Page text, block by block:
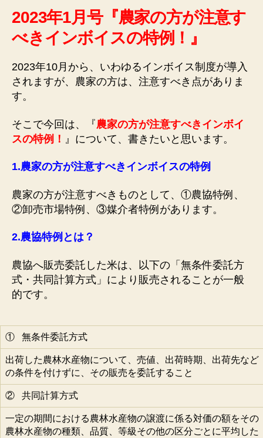
2023年1月号『農家の方が注意す
べきインボイスの特例！』
2023年10月から、いわゆるインボイス制度が導入
されますが、農家の方は、注意すべき点がありま
す。
そこで今回は、『農家の方が注意すべきインボイ
スの特例！ 』について、書きたいと思います。
1.農家の方が注意すべきインボイスの特例
農家の方が注意すべきものとして、①農協特例、
②卸売市場特例、③媒介者特例があります。
2.農協特例とは？
農協へ販売委託した米は、以下の「無条件委託方
式・共同計算方式」により販売されることが一般
的です。
① 無条件委託方式
出荷した農林水産物について、売値、出荷時期、出荷先など
の条件を付けずに、その販売を委託すること
② 共同計算方式
一定の期間における農林水産物の譲渡に係る対価の額をその
農林水産物の種類、品質、等級その他の区分ごとに平均した